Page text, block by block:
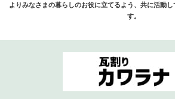
よりみなさまの暮らしのお役に立てるよう、共に活動
す。